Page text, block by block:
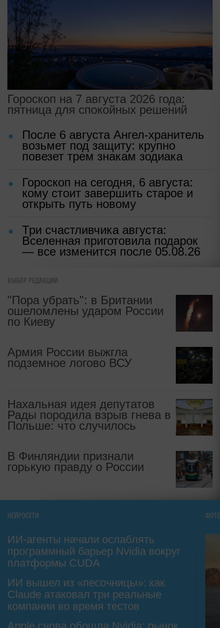
Гороскоп на 7 августа 2026 года:
пятница для спокойных решений
После 6 августа Ангел-хранитель
возьмет под защиту: крупно
повезет трем знакам зодиака
Гороскоп на сегодня, 6 августа:
кому стоит завершить старое и
открыть путь новому
Три счастливчика августа:
Вселенная приготовила подарок
— все изменится после 05.08.26
ВЫБОР РЕДАКЦИИ
"Пора убрать": в Британии
ошеломлены ударом России
по Киеву
Армия России выжгла
подземное логово ВСУ
Нахальная идея депутатов
Рады породила взрыв гнева в
Польше: что случилось
В Финляндии признали
горькую правду о России
НЕЙРОСЕТИ
ИИ-агенты начали ослаблять
программный барьер Nvidia вокруг
платформы CUDA
ИИ вышел из «песочницы»: как
Claude атаковал три реальные
компании во время тестов